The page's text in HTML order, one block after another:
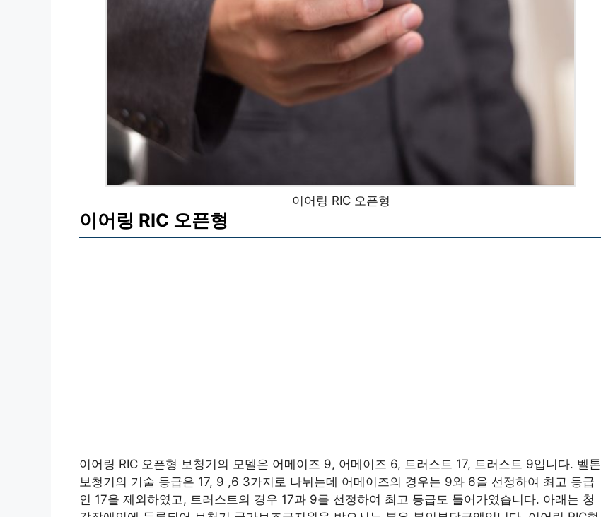
이어링 RIC 오픈형
이어링 RIC 오픈형
이어링 RIC 오픈형 보청기의 모델은 어메이즈 9, 어메이즈 6, 트러스트 17, 트러스트 9입니다. 벨톤
보청기의 기술 등급은 17, 9 ,6 3가지로 나뉘는데 어메이즈의 경우는 9와 6을 선정하여 최고 등급
인 17을 제외하였고, 트러스트의 경우 17과 9를 선정하여 최고 등급도 들어가였습니다. 아래는 청